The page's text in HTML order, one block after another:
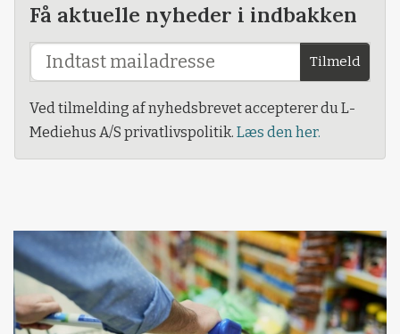
Få aktuelle nyheder i indbakken
Tilmeld
Ved tilmelding af nyhedsbrevet accepterer du L-
Mediehus A/S privatlivspolitik. Læs den her.